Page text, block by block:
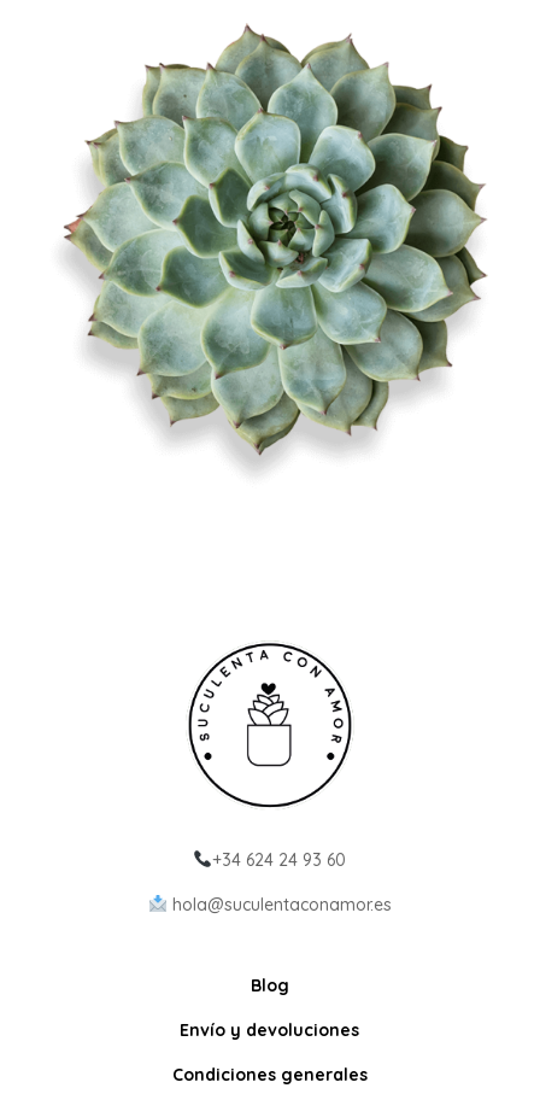
+34 624 24 93 60
hola@suculentaconamor.es
Blog
Envío y devoluciones
Condiciones generales